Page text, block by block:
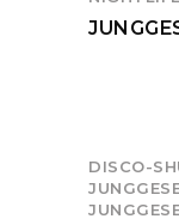
DISCO-